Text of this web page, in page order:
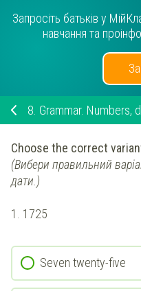
Запросіть батьків у
навчання та
8. Grammar. Numbers,
Choose the correct
(Вибери правильний
дати.)
1. 1725
Seven twenty-five